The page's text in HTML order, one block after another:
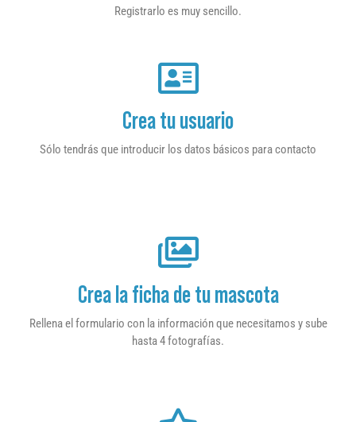
Registrarlo es muy sencillo.
Crea tu usuario
Sólo tendrás que introducir los datos básicos para contacto
Crea la ficha de tu mascota
Rellena el formulario con la información que necesitamos y sube
hasta 4 fotografías.